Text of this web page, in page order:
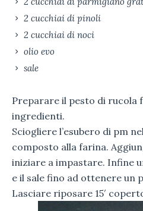
2 cucchiai di pinoli
2 cucchiai di noci
olio evo
sale
Preparare il pesto di
ingredienti.
Sciogliere l’esubero di pm
composto alla farina.
iniziare a impastare. Infine
e il sale fino ad ottenere un
Lasciare riposare 15′